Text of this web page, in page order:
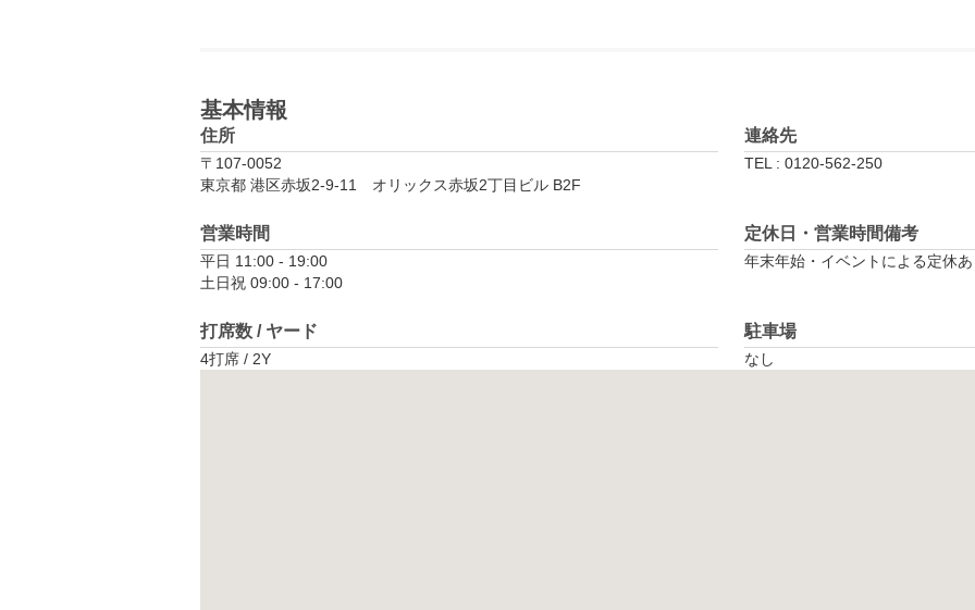
基本情報
住所
〒107-0052
東京都 港区赤坂2-9-11　オリックス赤坂2丁目ビル B2F
連絡先
TEL : 0120-562-250
営業時間
平日 11:00 - 19:00
土日祝 09:00 - 17:00
定休日・営業時間備考
年末年始・イベントによる定休
打席数 / ヤード
4打席 / 2Y
駐車場
なし